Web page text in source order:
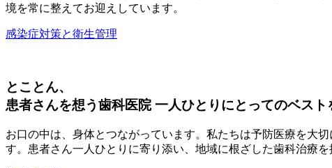
境を常に整えてお迎えしています。
感染症対策と衛生管理
とことん、
患者さんを想う歯科医院 一人ひとりにとってのベスト
お口の中は、身体とつながっています。私たちは予防医療を大
す。患者さん一人ひとりに寄り添い、地域に根ざした歯科治療を